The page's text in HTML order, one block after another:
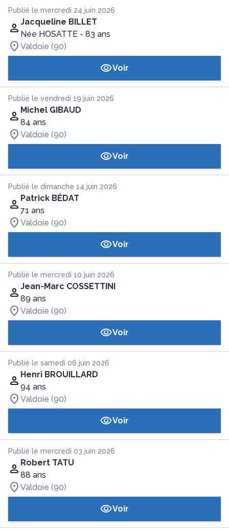
Publié le mercredi 24 juin 2026
Jacqueline BILLET
Née HOSATTE - 83 ans
Valdoie (90)
Voir
Publié le vendredi 19 juin 2026
Michel GIBAUD
84 ans
Valdoie (90)
Voir
Publié le dimanche 14 juin 2026
Patrick BÉDAT
71 ans
Valdoie (90)
Voir
Publié le mercredi 10 juin 2026
Jean-Marc COSSETTINI
89 ans
Valdoie (90)
Voir
Publié le samedi 06 juin 2026
Henri BROUILLARD
94 ans
Valdoie (90)
Voir
Publié le mercredi 03 juin 2026
Robert TATU
88 ans
Valdoie (90)
Voir